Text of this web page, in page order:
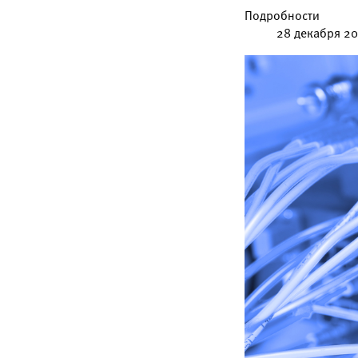
Подробности
28 декабря